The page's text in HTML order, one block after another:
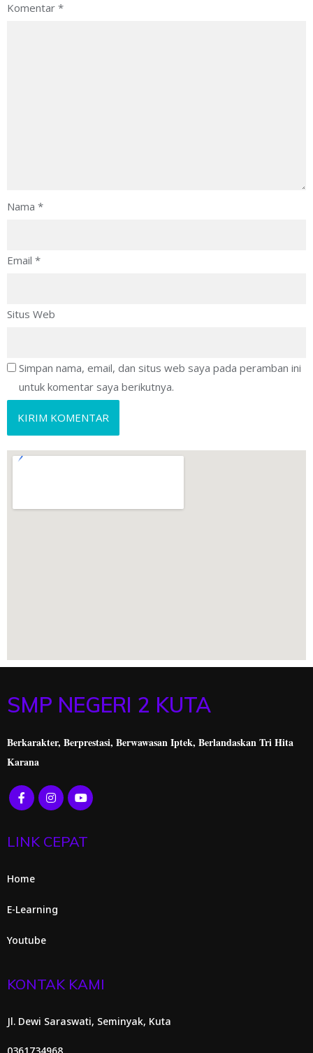
Komentar *
Nama *
Email *
Situs Web
Simpan nama, email, dan situs web saya pada peramban ini
untuk komentar saya berikutnya.
SMP NEGERI 2 KUTA
Berkarakter, Berprestasi, Berwawasan Iptek, Berlandaskan Tri Hita
Karana
LINK CEPAT
Home
E-Learning
Youtube
KONTAK KAMI
Jl. Dewi Saraswati, Seminyak, Kuta